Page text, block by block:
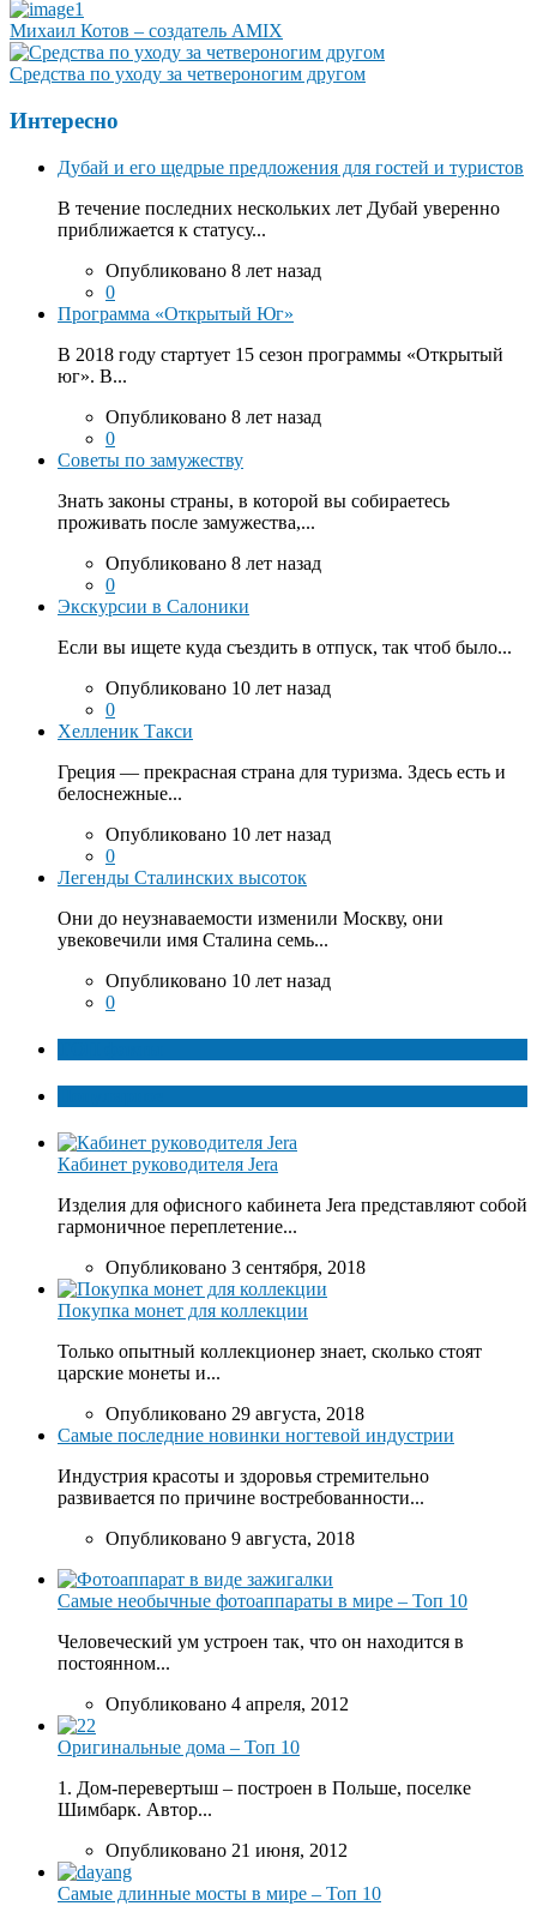
Михаил Котов – создатель AMIX
Средства по уходу за четвероногим другом
Интересно
Дубай и его щедрые предложения для гостей и туристов
В течение последних нескольких лет Дубай уверенно
приближается к статусу...
Опубликовано 8 лет назад
0
Программа «Открытый Юг»
В 2018 году стартует 15 сезон программы «Открытый
юг». В...
Опубликовано 8 лет назад
0
Советы по замужеству
Знать законы страны, в которой вы собираетесь
проживать после замужества,...
Опубликовано 8 лет назад
0
Экскурсии в Салоники
Если вы ищете куда съездить в отпуск, так чтоб было...
Опубликовано 10 лет назад
0
Хелленик Такси
Греция — прекрасная страна для туризма. Здесь есть и
белоснежные...
Опубликовано 10 лет назад
0
Легенды Сталинских высоток
Они до неузнаваемости изменили Москву, они
увековечили имя Сталина семь...
Опубликовано 10 лет назад
0
Кабинет руководителя Jera
Изделия для офисного кабинета Jera представляют собой
гармоничное переплетение...
Опубликовано 3 сентября, 2018
Покупка монет для коллекции
Только опытный коллекционер знает, сколько стоят
царские монеты и...
Опубликовано 29 августа, 2018
Самые последние новинки ногтевой индустрии
Индустрия красоты и здоровья стремительно
развивается по причине востребованности...
Опубликовано 9 августа, 2018
Самые необычные фотоаппараты в мире – Топ 10
Человеческий ум устроен так, что он находится в
постоянном...
Опубликовано 4 апреля, 2012
Оригинальные дома – Топ 10
1. Дом-перевертыш – построен в Польше, поселке
Шимбарк. Автор...
Опубликовано 21 июня, 2012
Самые длинные мосты в мире – Топ 10